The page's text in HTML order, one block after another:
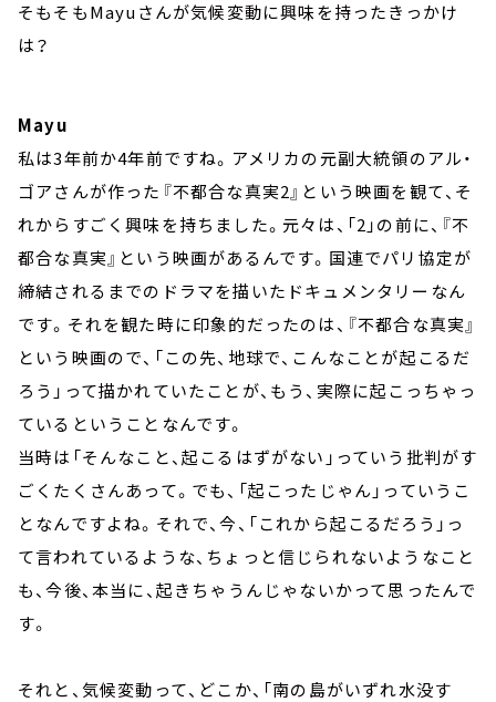
そもそもMayuさんが気候変動に興味を持ったきっかけ
は？
Mayu
私は3年前か4年前ですね。アメリカの元副大統領のアル・
ゴアさんが作った『不都合な真実2』という映画を観て、そ
れからすごく興味を持ちました。元々は、「2」の前に、『不
都合な真実』という映画があるんです。国連でパリ協定が
締結されるまでのドラマを描いたドキュメンタリーなん
です。それを観た時に印象的だったのは、『不都合な真実』
という映画ので、「この先、地球で、こんなことが起こるだ
ろう」って描かれていたことが、もう、実際に起こっちゃっ
ているということなんです。
当時は「そんなこと、起こるはずがない」っていう批判がす
ごくたくさんあって。でも、「起こったじゃん」っていうこ
となんですよね。それで、今、「これから起こるだろう」っ
て言われているような、ちょっと信じられないようなこと
も、今後、本当に、起きちゃうんじゃないかって思ったんで
す。
それと、気候変動って、どこか、「南の島がいずれ水没す